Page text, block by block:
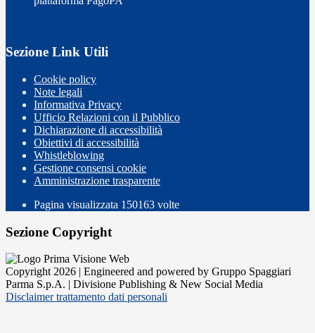
Sezione Link Utili
Cookie policy
Note legali
Informativa Privacy
Ufficio Relazioni con il Pubblico
Dichiarazione di accessibilità
Obiettivi di accessibilità
Whistleblowing
Gestione consensi cookie
Amministrazione trasparente
Pagina visualizzata 150163 volte
Sezione Copyright
Copyright 2026 | Engineered and powered by Gruppo Spaggiari
Parma S.p.A. | Divisione Publishing & New Social Media
Disclaimer trattamento dati personali